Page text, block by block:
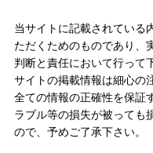
当サイトに記載されている
ただくためのものであり、
判断と責任において行って
サイトの掲載情報は細心の
全ての情報の正確性を保証
ラブル等の損失が被っても
ので、予めご了承下さい。